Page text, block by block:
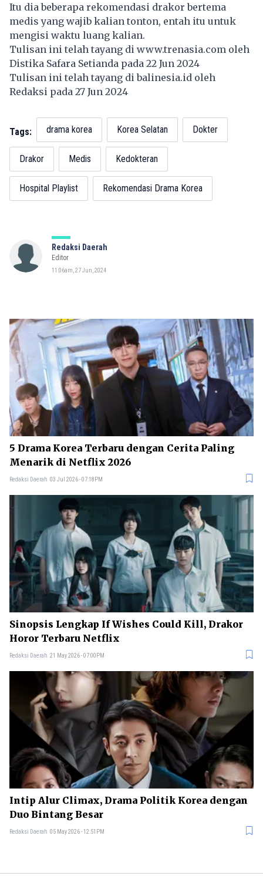
Itu dia beberapa rekomendasi drakor bertema
medis yang wajib kalian tonton, entah itu untuk
mengisi waktu luang kalian.
Tulisan ini telah tayang di www.trenasia.com oleh
Distika Safara Setianda pada 22 Jun 2024
Tulisan ini telah tayang dibalinesia.id oleh
Redaksi pada 27 Jun 2024
Tags: drama korea Korea Selatan Dokter
Drakor Medis Kedokteran
Hospital Playlist Rekomendasi Drama Korea
Redaksi Daerah
Editor
11:06am, 27 Jun, 2024
5 Drama Korea Terbaru dengan Cerita Paling
Menarik di Netflix 2026
Redaksi Daerah 03 Jul 2026 - 07:18PM
Sinopsis Lengkap If Wishes Could Kill, Drakor
Horor Terbaru Netflix
Redaksi Daerah 21 May 2026 - 07:00PM
Intip Alur Climax, Drama Politik Korea dengan
Duo Bintang Besar
Redaksi Daerah 05 May 2026 - 12:51PM